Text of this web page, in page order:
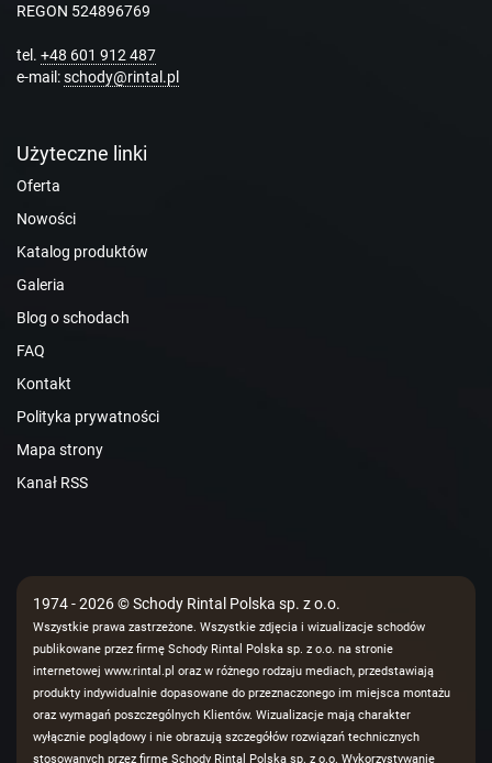
REGON 524896769
tel. +48 601 912 487
e-mail:schody@rintal.pl
Użyteczne linki
Oferta
Nowości
Katalog produktów
Galeria
Blog o schodach
FAQ
Kontakt
Polityka prywatności
Mapa strony
Kanał RSS
1974 - 2026 © Schody Rintal Polska sp. z o.o.
Wszystkie prawa zastrzeżone. Wszystkie zdjęcia i wizualizacje schodów
publikowane przez firmę Schody Rintal Polska sp. z o.o. na stronie
internetowej www.rintal.pl oraz w różnego rodzaju mediach, przedstawiają
produkty indywidualnie dopasowane do przeznaczonego im miejsca montażu
oraz wymagań poszczególnych Klientów. Wizualizacje mają charakter
wyłącznie poglądowy i nie obrazują szczegółów rozwiązań technicznych
stosowanych przez firmę Schody Rintal Polska sp. z o.o. Wykorzystywanie